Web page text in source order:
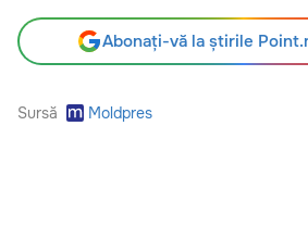
Abonați-vă la știrile
Sursă Moldpres